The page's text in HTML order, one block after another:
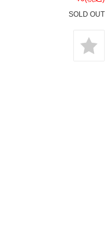
SOLD OUT